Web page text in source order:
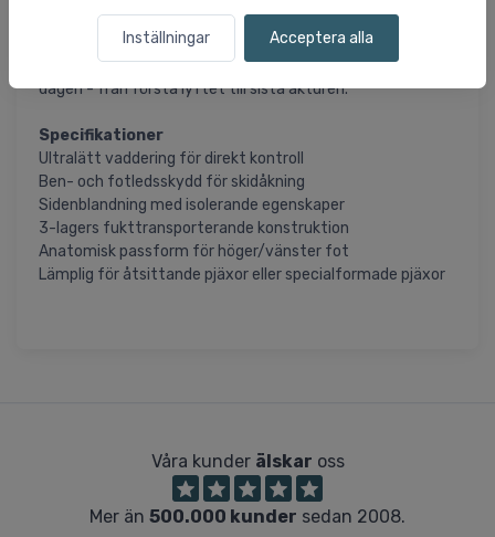
Inställningar Acceptera alla
håller huden torr, även under hög aktivitet. Den
anatomiska passformen är anpassad för höger och
vänster fot för att säkerställa optimal komfort hela
dagen - från första lyftet till sista åkturen.
Specifikationer
Ultralätt vaddering för direkt kontroll
Ben- och fotledsskydd för skidåkning
Sidenblandning med isolerande egenskaper
3-lagers fukttransporterande konstruktion
Anatomisk passform för höger/vänster fot
Lämplig för åtsittande pjäxor eller specialformade pjäxor
Våra kunder älskar oss
Mer än 500.000 kunder sedan 2008.